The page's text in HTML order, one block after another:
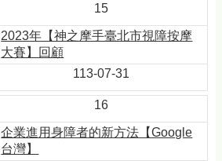
15
2023年【神之摩手臺北市視障按摩
大賽】回顧
113-07-31
16
企業進用身障者的新方法【Google
台灣】